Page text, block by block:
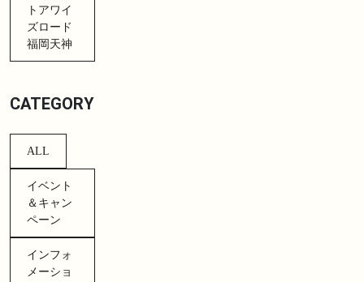
トアワイ
ズロード
福岡天神
CATEGORY
ALL
イベント
＆キャン
ペーン
インフォ
メーショ